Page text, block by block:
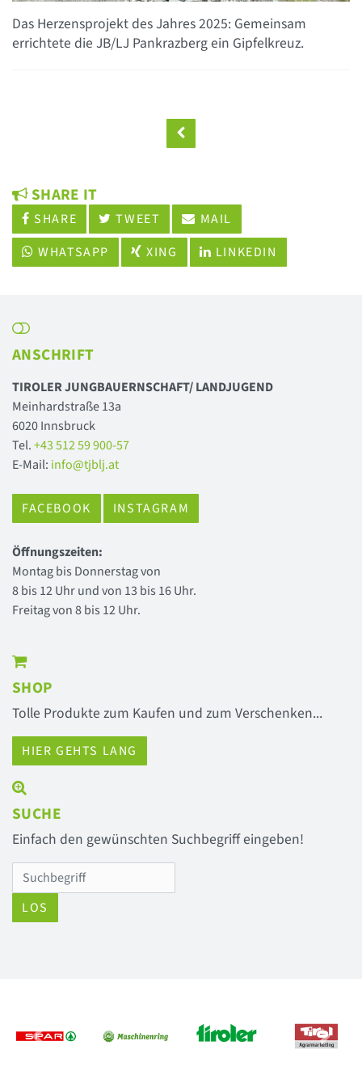
Das Herzensprojekt des Jahres 2025: Gemeinsam
errichtete die JB/LJ Pankrazberg ein Gipfelkreuz.
SHARE IT
SHARE TWEET
MAIL
WHATSAPP
XING LINKEDIN
ANSCHRIFT
TIROLER JUNGBAUERNSCHAFT/ LANDJUGEND
Meinhardstraße 13a
6020 Innsbruck
Tel.+43 512 59 900-57
E-Mail: info@tjblj.at
FACEBOOK INSTAGRAM
Öffnungszeiten:
Montag bis Donnerstag von
8 bis 12 Uhr und von 13 bis 16 Uhr.
Freitag von 8 bis 12 Uhr.
SHOP
Tolle Produkte zum Kaufen und zum Verschenken...
HIER GEHTS LANG
SUCHE
Einfach den gewünschten Suchbegriff eingeben!
LOS
Previous Next